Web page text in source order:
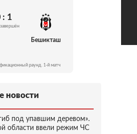
: 1
Бешикташ
раунд. 1-й матч
новости
под упавшим деревом».
области ввели режим ЧС